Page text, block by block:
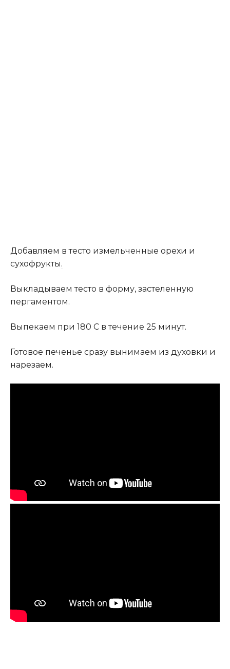
Добавляем в тесто измельченные орехи и
сухофрукты.
Выкладываем тесто в форму, застеленную
пергаментом.
Выпекаем при 180 С в течение 25 минут.
Готовое печенье сразу вынимаем из духовки и
нарезаем.